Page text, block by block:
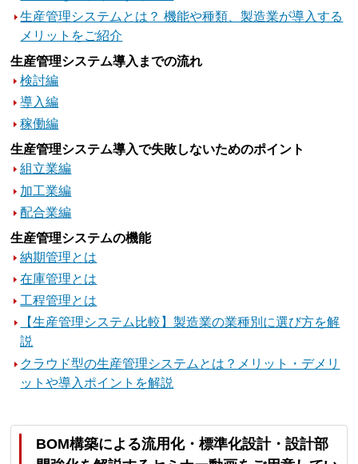
生産管理システムとは？ 機能や種類、製造業が導入する
メリットをご紹介
生産管理システム導入までの流れ
検討編
導入編
稼働編
生産管理システム導入で失敗しないためのポイント
組立業編
加工業編
配合業編
生産管理システムの機能
納期管理とは
在庫管理とは
工程管理とは
【生産管理システム比較】製造業の業種別に選び方を解
説
クラウド型の生産管理システムとは？メリット・デメリ
ットや導入ポイントを解説
BOM構築による流用化・標準化設計・設計部